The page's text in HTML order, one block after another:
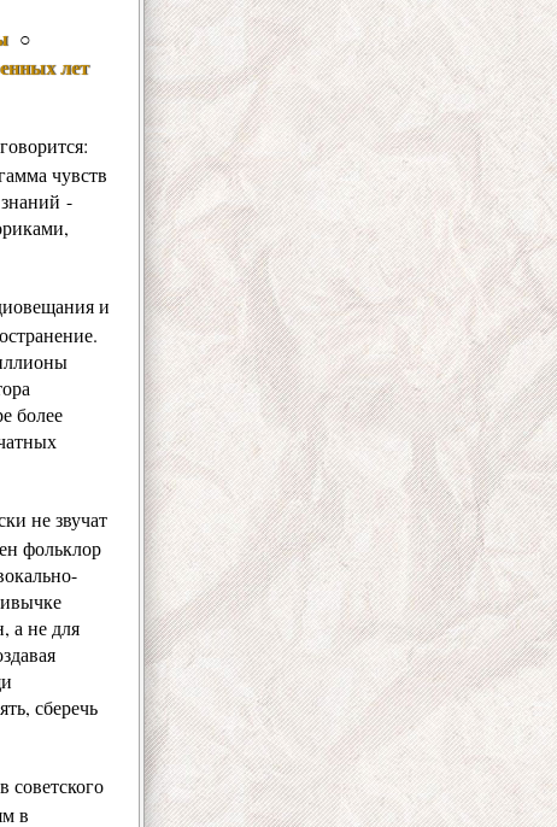
○
лет
чувств
-
и
более
не звучат
фольклор
а не для
сберечь
советского
в